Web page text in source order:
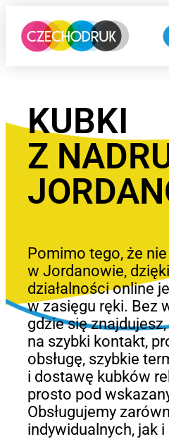
KUBKI
Z
Pomimo tego, że
w Jordanowie,
działalności online
w zasięgu ręki. Bez
gdzie się
na szybki kontakt,
obsługę, szybkie
i dostawę kubków
prosto pod
Obsługujemy
indywidualnych, jak i